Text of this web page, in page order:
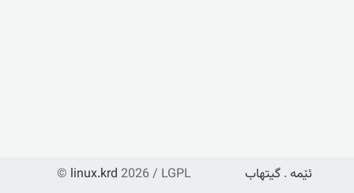
© linux.krd 2026 / LGPL ئێمە . گیتهاب